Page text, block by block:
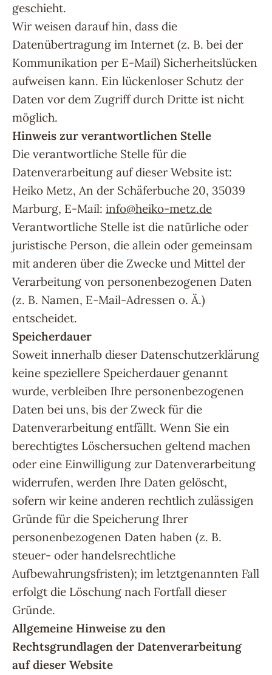
geschieht.
Wir weisen darauf hin, dass die
Datenübertragung im Internet (z. B. bei der
Kommunikation per E-Mail) Sicherheitslücken
aufweisen kann. Ein lückenloser Schutz der
Daten vor dem Zugriff durch Dritte ist nicht
möglich.
Hinweis zur verantwortlichen Stelle
Die verantwortliche Stelle für die
Datenverarbeitung auf dieser Website ist:
Heiko Metz, An der Schäferbuche 20, 35039
Marburg, E-Mail: info@heiko-metz.de
Verantwortliche Stelle ist die natürliche oder
juristische Person, die allein oder gemeinsam
mit anderen über die Zwecke und Mittel der
Verarbeitung von personenbezogenen Daten
(z. B. Namen, E-Mail-Adressen o. Ä.)
entscheidet.
Speicherdauer
Soweit innerhalb dieser Datenschutzerklärung
keine speziellere Speicherdauer genannt
wurde, verbleiben Ihre personenbezogenen
Daten bei uns, bis der Zweck für die
Datenverarbeitung entfällt. Wenn Sie ein
berechtigtes Löschersuchen geltend machen
oder eine Einwilligung zur Datenverarbeitung
widerrufen, werden Ihre Daten gelöscht,
sofern wir keine anderen rechtlich zulässigen
Gründe für die Speicherung Ihrer
personenbezogenen Daten haben (z. B.
steuer- oder handelsrechtliche
Aufbewahrungsfristen); im letztgenannten Fall
erfolgt die Löschung nach Fortfall dieser
Gründe.
Allgemeine Hinweise zu den
Rechtsgrundlagen der Datenverarbeitung
auf dieser Website